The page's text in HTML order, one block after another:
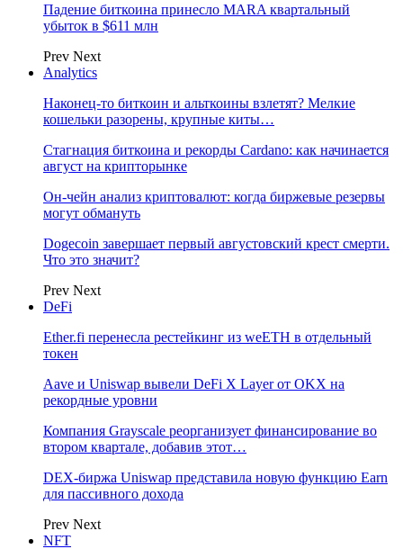
Падение биткоина принесло MARA квартальный
убыток в $611 млн
Prev Next
Analytics
Наконец-то биткоин и альткоины взлетят? Мелкие
кошельки разорены, крупные киты…
Стагнация биткоина и рекорды Cardano: как начинается
август на крипторынке
Он-чейн анализ криптовалют: когда биржевые резервы
могут обмануть
Dogecoin завершает первый августовский крест смерти.
Что это значит?
Prev Next
DeFi
Ether.fi перенесла рестейкинг из weETH в отдельный
токен
Aave и Uniswap вывели DeFi X Layer от OKX на
рекордные уровни
Компания Grayscale реорганизует финансирование во
втором квартале, добавив этот…
DEX-биржа Uniswap представила новую функцию Earn
для пассивного дохода
Prev Next
NFT